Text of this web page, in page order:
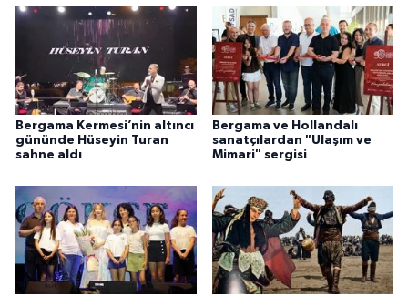
Bergama Kermesi’nin altıncı
gününde Hüseyin Turan
sahne aldı
Bergama ve Hollandalı
sanatçılardan "Ulaşım ve
Mimari" sergisi